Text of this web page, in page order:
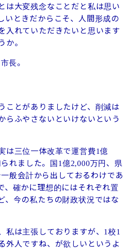
は大変残念なことだと私は思い
いときだからこそ、人間形成の
入れていただきたいと思います
。
長。
ことがありましたけど、削減は
らふやさないといけないという
は三位一体改革で運営費1億
れました。国1 億2,000万円、県
般会計から出しておるわけであ
、確かに理想的にはそれぞれ置
、今の私たちの財政状況ではな
は主張しておりますが、
1校1
外人ですね、が欲しいというよ